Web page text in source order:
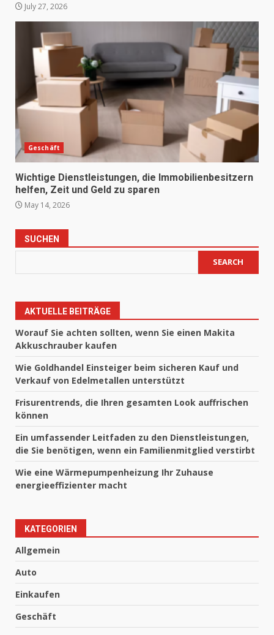
July 27, 2026
Geschäft
Wichtige Dienstleistungen, die Immobilienbesitzern
helfen, Zeit und Geld zu sparen
May 14, 2026
SUCHEN
SEARCH
AKTUELLE BEITRÄGE
Worauf Sie achten sollten, wenn Sie einen Makita
Akkuschrauber kaufen
Wie Goldhandel Einsteiger beim sicheren Kauf und
Verkauf von Edelmetallen unterstützt
Frisurentrends, die Ihren gesamten Look auffrischen
können
Ein umfassender Leitfaden zu den Dienstleistungen,
die Sie benötigen, wenn ein Familienmitglied verstirbt
Wie eine Wärmepumpenheizung Ihr Zuhause
energieeffizienter macht
KATEGORIEN
Allgemein
Auto
Einkaufen
Geschäft